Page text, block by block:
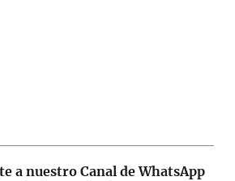
a nuestro Canal de WhatsApp